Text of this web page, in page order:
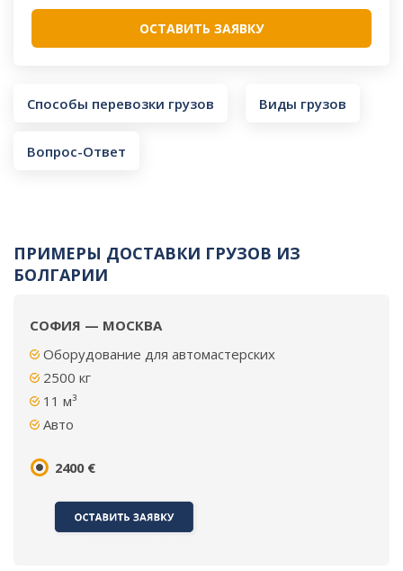
Способы перевозки грузов Виды грузов
Вопрос-Ответ
ПРИМЕРЫ ДОСТАВКИ ГРУЗОВ ИЗ
БОЛГАРИИ
СОФИЯ — МОСКВА
Оборудование для автомастерских
2500 кг
11 м³
Авто
2400 €